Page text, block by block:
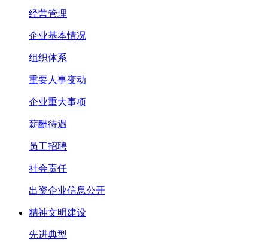
经营管理
企业基本情况
组织体系
重要人事变动
企业重大事项
薪酬待遇
员工招聘
社会责任
出资企业信息公开
精神文明建设
先进典型